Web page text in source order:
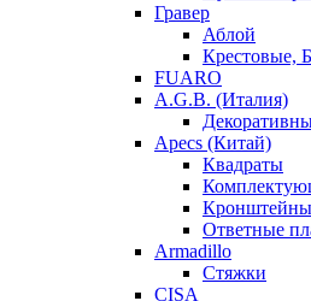
Гравер
Аблой
Крестовые,
FUARO
A.G.B. (Италия)
Apecs (Китай)
Квадраты
Кронштейны
Ответные
Armadillo
Стяжки
CISA